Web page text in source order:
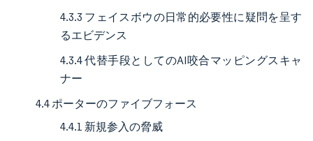
4.3.3 フェイスボウの日常的必要性に疑問を呈す
るエビデンス
4.3.4 代替手段としてのAI咬合マッピングスキャ
ナー
4.4 ポーターのファイブフォース
4.4.1 新規参入の脅威